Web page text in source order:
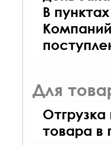
В
Для
товара в